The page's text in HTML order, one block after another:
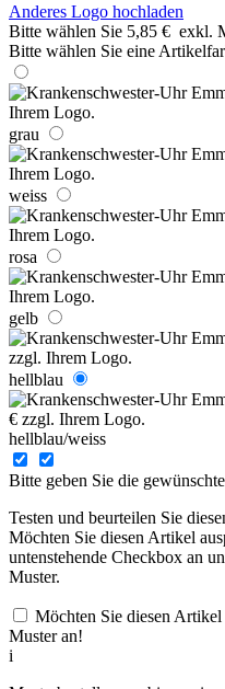
Anderes Logo hochladen
Bitte wählen Sie 5,85 € exkl.
Bitte wählen Sie eine
grau
weiss
rosa
gelb
hellblau
hellblau/weiss
Bitte geben Sie die
Testen und beurteilen Sie
Möchten Sie diesen Artikel
untenstehende Checkbox an
Muster.
Möchten Sie diesen Artikel
Muster an!
i